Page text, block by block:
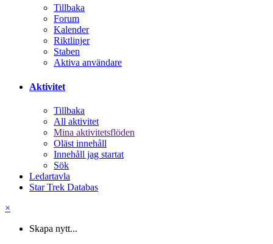
Tillbaka
Forum
Kalender
Riktlinjer
Staben
Aktiva användare
Aktivitet
Tillbaka
All aktivitet
Mina aktivitetsflöden
Oläst innehåll
Innehåll jag startat
Sök
Ledartavla
Star Trek Databas
×
Skapa nytt...